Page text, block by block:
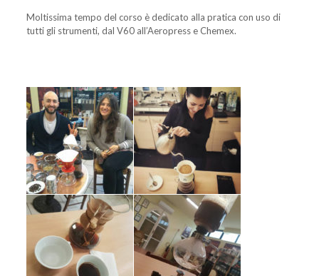
Moltissima tempo del corso è dedicato alla pratica con uso di
tutti gli strumenti, dal V60 all’Aeropress e Chemex.